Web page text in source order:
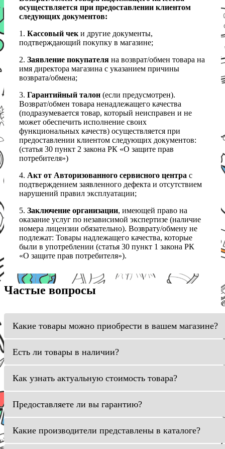
осуществляется при предоставлении клиентом
следующих документов:
1. Кассовый чеки другие документы,
подтверждающий покупку в магазине;
2. Заявление покупателя на возврат/обмен товара на
имя директора магазина с указанием причины
возврата/обмена;
3. Гарантийный талон (если предусмотрен).
Возврат/обмен товара ненадлежащего качества
(подразумевается товар, который неисправен и не
может обеспечить исполнение своих
функциональных качеств) осуществляется при
предоставлении клиентом следующих документов:
(статья 30 пункт 2 закона РК «О защите прав
потребителя»)
4. Акт от Авторизованного сервисного центра с
подтверждением заявленного дефекта и отсутствием
нарушений правил эксплуатации;
5. Заключение организации, имеющей право на
оказание услуг по независимой экспертизе (наличие
номера лицензии обязательно). Возврату/обмену не
подлежат: Товары надлежащего качества, которые
были в употреблении (статья 30 пункт 1 закона РК
«О защите прав потребителя»).
Частые вопросы
Какие товары можно приобрести в вашем магазине?
Есть ли товары в наличии?
Как узнать актуальную стоимость товара?
Предоставляете ли вы гарантию?
Какие производители представлены в каталоге?